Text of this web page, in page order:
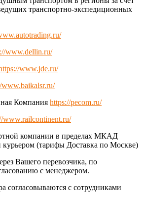
транспортно-экспедиционных
www.dellin.ru/
www.jde.ru/
www.baikalsr.ru/
Компания https://pecom.ru/
www.railcontinent.ru/
компании в пределах МКАД
курьером (тарифы Доставка по Москве)
Вашего перевозчика, по
с менеджером.
согласовываются с сотрудниками